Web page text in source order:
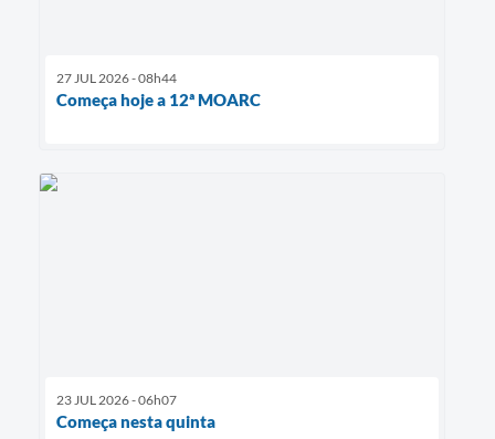
27 JUL 2026 - 08h44
Começa hoje a 12ª MOARC
23 JUL 2026 - 06h07
Começa nesta quinta